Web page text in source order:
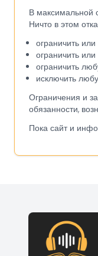
В максимальной
Ничто в этом
ограничить
ограничить
ограничить
исключить
Ограничения и
обязанности,
Пока сайт и